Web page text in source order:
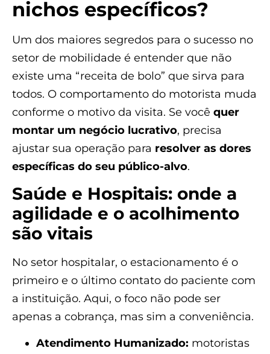
nichos específicos?
Um dos maiores segredos para o sucesso no
setor de mobilidade é entender que não
existe uma “receita de bolo” que sirva para
todos. O comportamento do motorista muda
conforme o motivo da visita. Se você quer
montar um negócio lucrativo, precisa
ajustar sua operação para resolver as dores
específicas do seu público-alvo.
Saúde e Hospitais: onde a
agilidade e o acolhimento
são vitais
No setor hospitalar, o estacionamento é o
primeiro e o último contato do paciente com
a instituição. Aqui, o foco não pode ser
apenas a cobrança, mas sim a conveniência.
Atendimento Humanizado: motoristas